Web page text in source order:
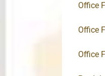
Office
Office
Office